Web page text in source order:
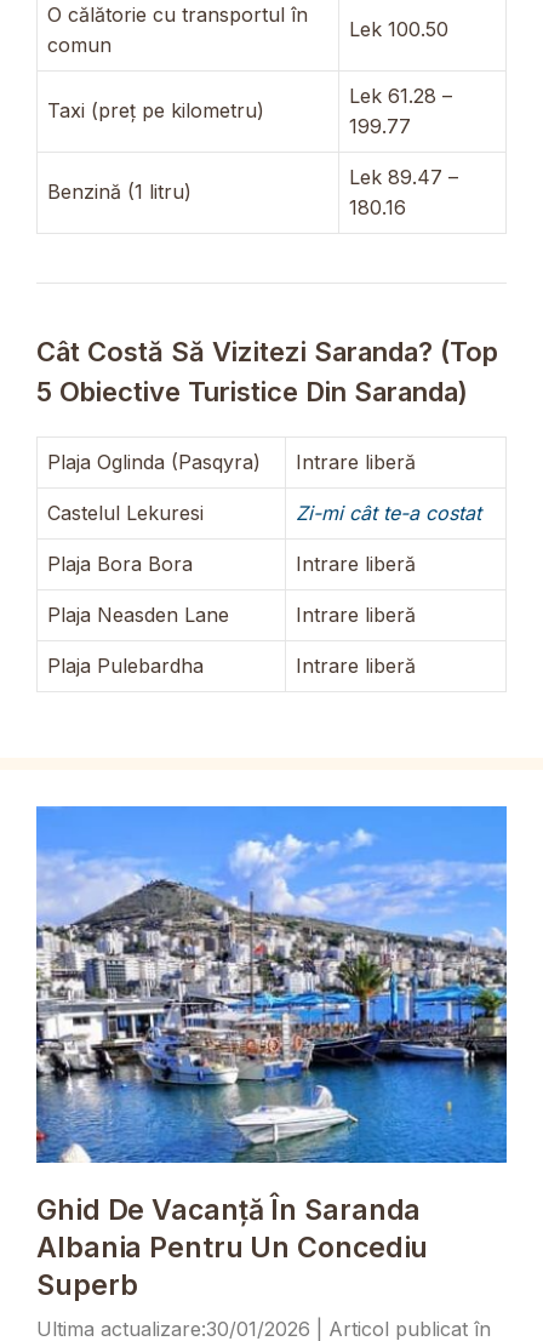
O călătorie cu transportul în
comun
Lek 100.50
Taxi (preț pe kilometru)
Lek 61.28 –
199.77
Benzină (1 litru)
Lek 89.47 –
180.16
Cât Costă Să Vizitezi Saranda? (Top
5 Obiective Turistice Din Saranda)
Plaja Oglinda (Pasqyra) Intrare liberă
Castelul Lekuresi Zi-mi cât te-a costat
Plaja Bora Bora Intrare liberă
Plaja Neasden Lane Intrare liberă
Plaja Pulebardha Intrare liberă
Ghid De Vacanță În Saranda
Albania Pentru Un Concediu
Superb
30/01/2026